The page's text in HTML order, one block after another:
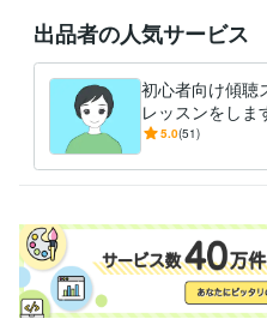
キャリアコンサルタント 取得年 :
産業カウンセラー 取得年 : 2011
衛生管理者 取得年 : 2006年
得意分野
悩み相談・カウンセリング
カ
グ
明治大学 2013年3月 ~ 2017年2
出品者の人気サービス
初心者向け傾聴
レッスンをしま
と本音が分る話
5.0(51)